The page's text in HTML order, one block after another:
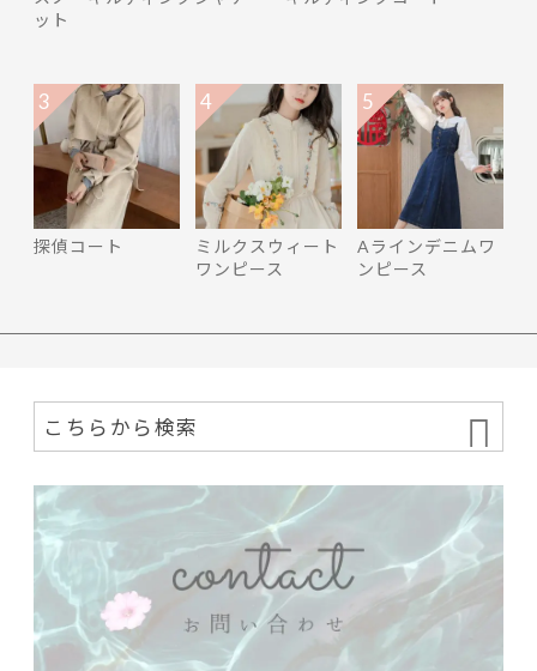
ット
探偵コート
3
ミルクスウィート
ワンピース
4
Aラインデニムワ
ンピース
5